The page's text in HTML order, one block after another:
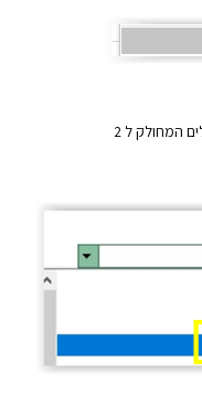
המחולק ל 2